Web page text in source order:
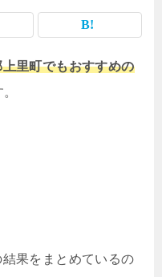
里町でもおすすめの
果をまとめているの